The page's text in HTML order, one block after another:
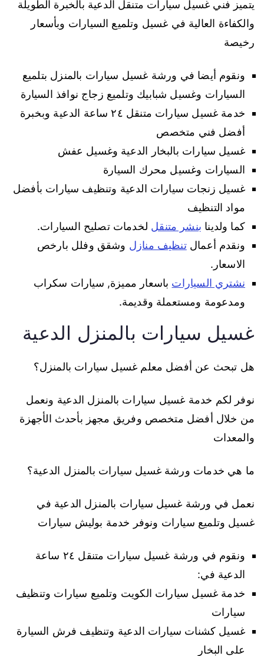
يتميز فني غسيل سيارات متنقل الدعية بالخبرة الطويلة
والكفاءة العالية في غسيل وتلميع السيارات وبأسعار
رخيصة
ونقوم أيضا في ورشة غسيل سيارات بالمنزل بتلميع
السيارات وغسيل شبابيك وتلميع زجاج نوافذ السيارة
خدمة غسيل سيارات متنقل ٢٤ ساعة الدعية وبخبرة
أفضل فني متخصص
غسيل سيارات بالبخار الدعية وغسيل عفش
السيارات وغسيل محرك السيارة
غسيل زنجات سيارات الدعية وتنظيف سيارات بأفضل
مواد التنظيف
كما ولدينا بنشر متنقل لخدمات تصليح السيارات.
ونقدم أعمالتنظيف منازل وشقق وفلل بارخص
الاسعار.
نشتري السيارات باسعار مميزة, سيارات سكراب
ومدعومة ومستعملة وقديمة.
غسيل سيارات بالمنزل الدعية
هل تبحث عن أفضل معلم غسيل سيارات بالمنزل؟
نوفر لكم خدمة غسيل سيارات بالمنزل الدعية ونعمل
من خلال أفضل متخصص وفريق مجهز بأحدث الأجهزة
والمعدات
ما هي خدمات ورشة غسيل سيارات بالمنزل الدعية؟
نعمل في ورشة غسيل سيارات بالمنزل الدعية في
غسيل وتلميع سيارات ونوفر خدمة بوليش سيارات
ونقوم في ورشة غسيل سيارات متنقل ٢٤ ساعة
الدعية في:
خدمة غسيل سيارات الكويت وتلميع سيارات وتنظيف
سيارات
غسيل كشنات سيارات الدعية وتنظيف فرش السيارة
على البخار